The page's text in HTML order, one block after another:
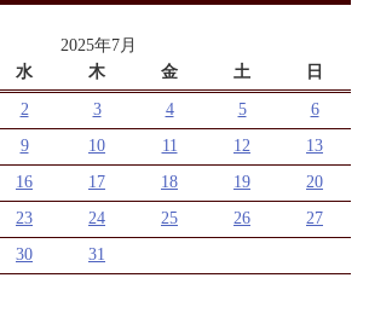
2025年7月
水 木 金 土 日
2 3 4 5
6
9 10 11 12
13
16 17 18 19
20
23 24 25 26
27
30
31